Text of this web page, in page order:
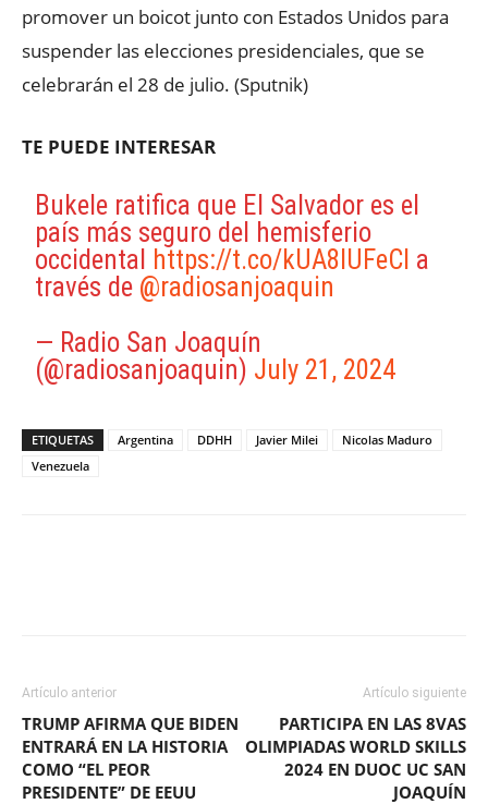
promover un boicot junto con Estados Unidos para
suspender las elecciones presidenciales, que se
celebrarán el 28 de julio. (Sputnik)
TE PUEDE INTERESAR
Bukele ratifica que El Salvador es el
país más seguro del hemisferio
occidental https://t.co/kUA8IUFeCI a
través de @radiosanjoaquin
— Radio San Joaquín
(@radiosanjoaquin) July 21, 2024
ETIQUETAS Argentina DDHH Javier Milei
Nicolas Maduro
Venezuela
Artículo anterior
TRUMP AFIRMA QUE BIDEN
ENTRARÁ EN LA HISTORIA
COMO “EL PEOR
PRESIDENTE” DE EEUU
Artículo siguiente
PARTICIPA EN LAS 8VAS
OLIMPIADAS WORLD SKILLS
2024 EN DUOC UC SAN
JOAQUÍN